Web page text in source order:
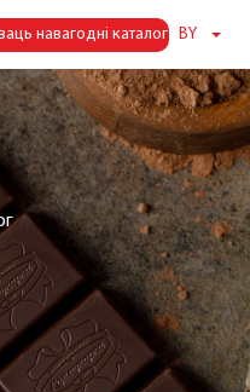
навагодні каталог BY